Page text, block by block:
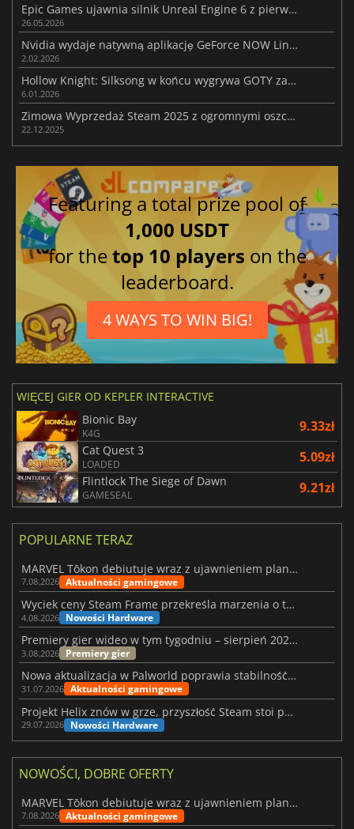
Epic Games ujawnia silnik Unreal Engine 6 z pierwszym wyglądem wideo
26.05.2026
Nvidia wydaje natywną aplikację GeForce NOW Linux z DLSS i ray tracingiem
2.02.2026
Hollow Knight: Silksong w końcu wygrywa GOTY zamiast Expedition 33
6.01.2026
Zimowa Wyprzedaż Steam 2025 z ogromnymi oszczędnościami w całym sklepie
22.12.2025
Featuring a total prize pool of
1,000 USDT
for thetop 10 players on the
leaderboard.
4 WAYS TO WIN BIG!
WIĘCEJ GIER OD KEPLER INTERACTIVE
Bionic Bay
K4G 9.33zł
Cat Quest 3
LOADED 5.09zł
Flintlock The Siege of Dawn
GAMESEAL 9.21zł
POPULARNE TERAZ
MARVEL Tōkon debiutuje wraz z ujawnieniem planu rozwoju na pierwszy rok
7.08.2026 Aktualności gamingowe
Wyciek ceny Steam Frame przekreśla marzenia o tanim zestawie VR
4.08.2026 Nowości Hardware
Premiery gier wideo w tym tygodniu – sierpień 2026 r. (32. tydzień)
3.08.2026 Premiery gier
Nowa aktualizacja w Palworld poprawia stabilność Sunreach i walk z bossami
31.07.2026 Aktualności gamingowe
Projekt Helix znów w grze, przyszłość Steam stoi pod znakiem zapytania
29.07.2026 Nowości Hardware
NOWOŚCI, DOBRE OFERTY
MARVEL Tōkon debiutuje wraz z ujawnieniem planu rozwoju na pierwszy rok
7.08.2026 Aktualności gamingowe